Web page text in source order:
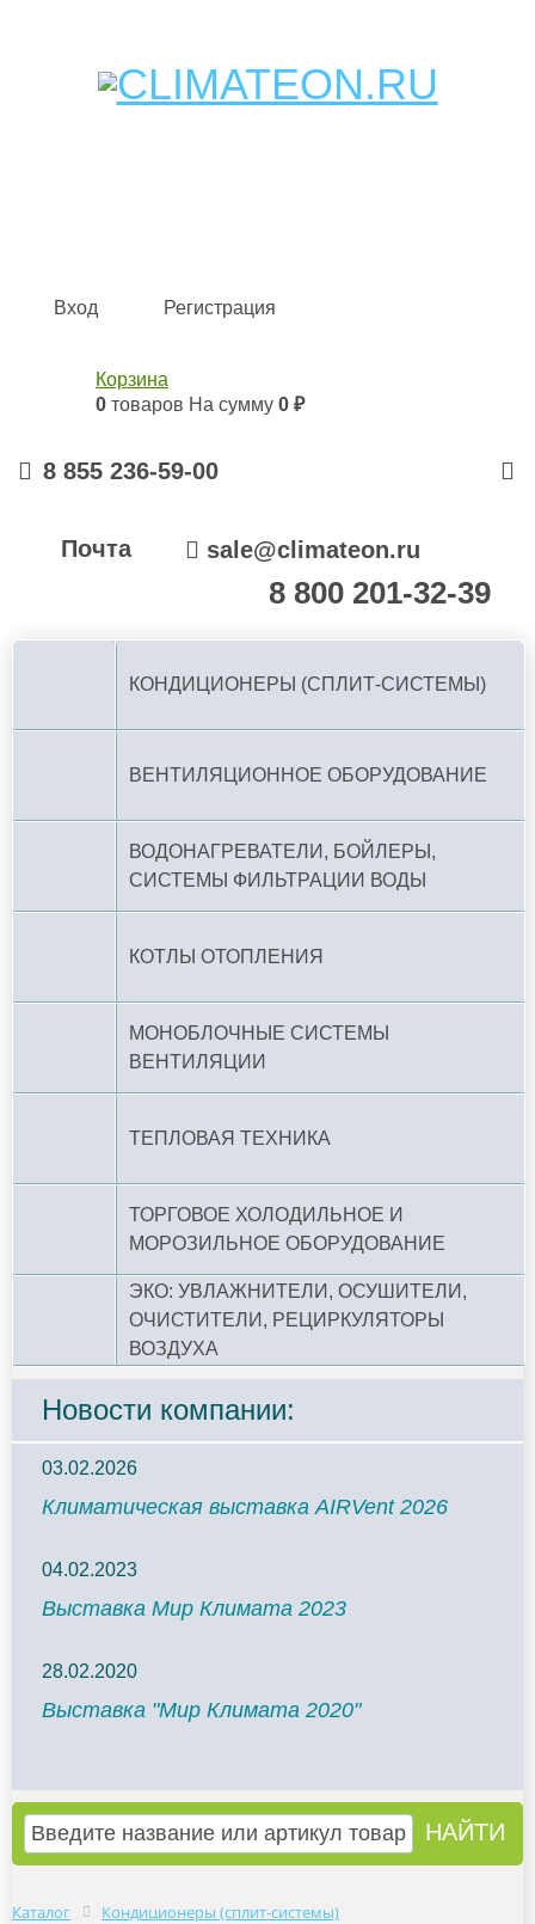
Кондиционеры и сплит-системы, газовые котлы,
Вход Регистрация
Корзина
0 товаров На сумму 0 ₽
8 855 236-59-00
Почта sale@climateon.ru
8 800 201-32-39
КОНДИЦИОНЕРЫ (СПЛИТ-СИСТЕМЫ)
ВЕНТИЛЯЦИОННОЕ ОБОРУДОВАНИЕ
ВОДОНАГРЕВАТЕЛИ, БОЙЛЕРЫ,
СИСТЕМЫ ФИЛЬТРАЦИИ ВОДЫ
КОТЛЫ ОТОПЛЕНИЯ
МОНОБЛОЧНЫЕ СИСТЕМЫ
ВЕНТИЛЯЦИИ
ТЕПЛОВАЯ ТЕХНИКА
ТОРГОВОЕ ХОЛОДИЛЬНОЕ И
МОРОЗИЛЬНОЕ ОБОРУДОВАНИЕ
ЭКО: УВЛАЖНИТЕЛИ, ОСУШИТЕЛИ,
ОЧИСТИТЕЛИ, РЕЦИРКУЛЯТОРЫ
ВОЗДУХА
Новости компании:
03.02.2026
Климатическая выставка AIRVent 2026
04.02.2023
Выставка Мир Климата 2023
28.02.2020
Выставка "Мир Климата 2020"
Каталог
Кондиционеры (сплит-системы)